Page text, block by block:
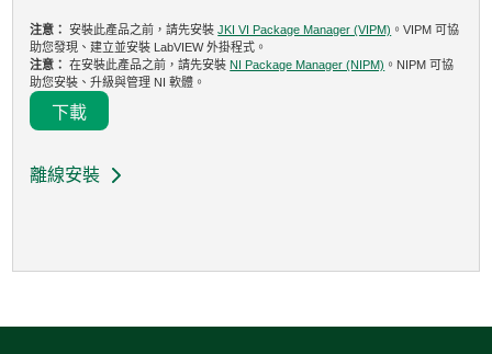
注意：安裝此產品之前，請先安裝JKI VI Package Manager (VIPM) 。VIPM 可協
助您發現、建立並安裝 LabVIEW 外掛程式。
注意：在安裝此產品之前，請先安裝 NI Package Manager (NIPM) 。NIPM 可協
助您安裝、升級與管理 NI 軟體。
下載
離線安裝